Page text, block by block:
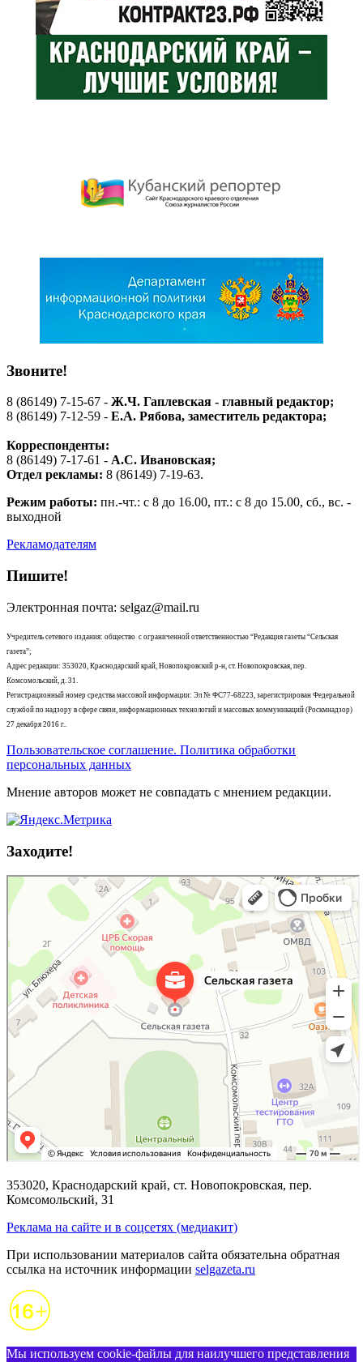
Звоните!
8 (86149) 7-15-67 - Ж.Ч. Гаплевская - главный редактор;
8 (86149) 7-12-59 - Е.А. Рябова, заместитель редактора;
Корреспонденты:
8 (86149) 7-17-61 - А.С. Ивановская;
Отдел рекламы: 8 (86149) 7-19-63.
Режим работы: пн.-чт.: с 8 до 16.00, пт.: с 8 до 15.00, сб., вс. -
выходной
Рекламодателям
Пишите!
Электронная почта: selgaz@mail.ru
Учредитель сетевого издания: общество с ограниченной ответственностью “Редакция газеты “Сельская
газета”;
Адрес редакции: 353020, Краснодарский край, Новопокровский р-н, ст. Новопокровская, пер.
Комсомольский, д. 31.
Регистрационный номер средства массовой информации: Эл № ФС77-68223, зарегистрирован Федеральной
службой по надзору в сфере связи, информационных технологий и массовых коммуникаций (Роскмнадзор)
27 декабря 2016 г..
Пользовательское соглашение. Политика обработки
персональных данных
Мнение авторов может не совпадать с мнением редакции.
Заходите!
353020, Краснодарский край, ст. Новопокровская, пер.
Комсомольский, 31
Реклама на сайте и в соцсетях (медиакит)
При использовании материалов сайта обязательна обратная
ссылка на источник информации selgazeta.ru
Мы используем cookie-файлы для наилучшего представления